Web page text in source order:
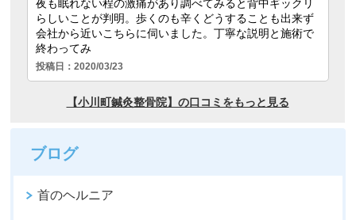
ブログ
首のヘルニア